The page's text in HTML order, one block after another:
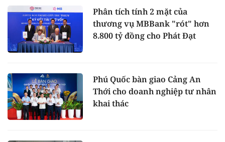
Phân tích tính 2 mặt của
thương vụ MBBank "rót" hơn
8.800 tỷ đồng cho Phát Đạt
Phú Quốc bàn giao Cảng An
Thới cho doanh nghiệp tư nhân
khai thác